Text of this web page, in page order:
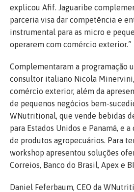
explicou Afif. Jaguaribe
parceria visa dar competência e
instrumental para as micro e
operarem com comércio exterior.”
Complementaram a programação
consultor italiano Nicola
comércio exterior, além da
de pequenos negócios bem-
WNutritional, que vende bebidas
para Estados Unidos e Panamá, e
de produtos agropecuários. Para
workshop apresentou soluções
Correios, Banco do Brasil, Apex e
Daniel Feferbaum, CEO da